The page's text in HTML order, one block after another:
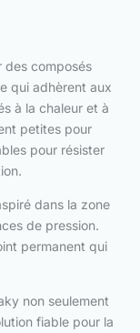
des composés
qui adhèrent aux
à la chaleur et à
petites pour
pour résister
dans la zone
de pression.
permanent qui
non seulement
fiable pour la